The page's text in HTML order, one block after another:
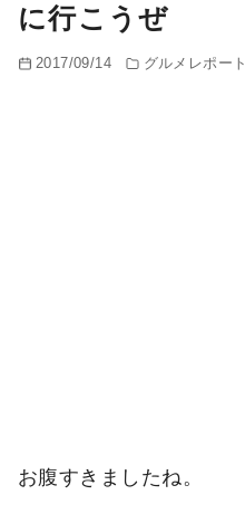
に行こうぜ
2017/09/14 グルメレポート
お腹すきましたね。